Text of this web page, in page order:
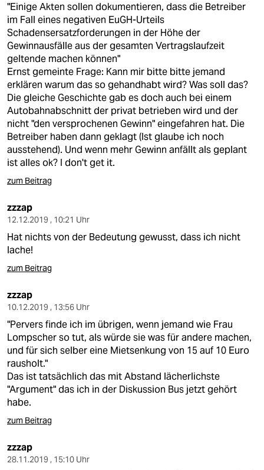
"Einige Akten sollen dokumentieren, dass die Betreiber
im Fall eines negativen EuGH-Urteils
Schadensersatzforderungen in der Höhe der
Gewinnausfälle aus der gesamten Vertragslaufzeit
geltende machen können"
Ernst gemeinte Frage: Kann mir bitte bitte jemand
erklären warum das so gehandhabt wird? Was soll das?
Die gleiche Geschichte gab es doch auch bei einem
Autobahnabschnitt der privat betrieben wird und der
nicht "den versprochenen Gewinn" eingefahren hat. Die
Betreiber haben dann geklagt (Ist glaube ich noch
ausstehend). Und wenn mehr Gewinn anfällt als geplant
ist alles ok? I don't get it.
zum Beitrag
zzzap
12.12.2019 , 10:21 Uhr
Hat nichts von der Bedeutung gewusst, dass ich nicht
lache!
zum Beitrag
zzzap
10.12.2019 , 13:56 Uhr
"Pervers finde ich im übrigen, wenn jemand wie Frau
Lompscher so tut, als würde sie was für andere machen,
und für sich selber eine Mietsenkung von 15 auf 10 Euro
rausholt."
Das ist tatsächlich das mit Abstand lächerlichste
"Argument" das ich in der Diskussion Bus jetzt gehört
habe.
zum Beitrag
zzzap
28.11.2019 , 15:10 Uhr